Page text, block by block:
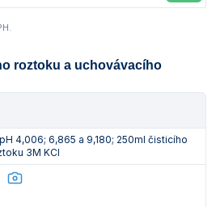
roztoku a uchovávacího
4,006; 6,865 a 9,180; 250ml čisticího
3M KCl